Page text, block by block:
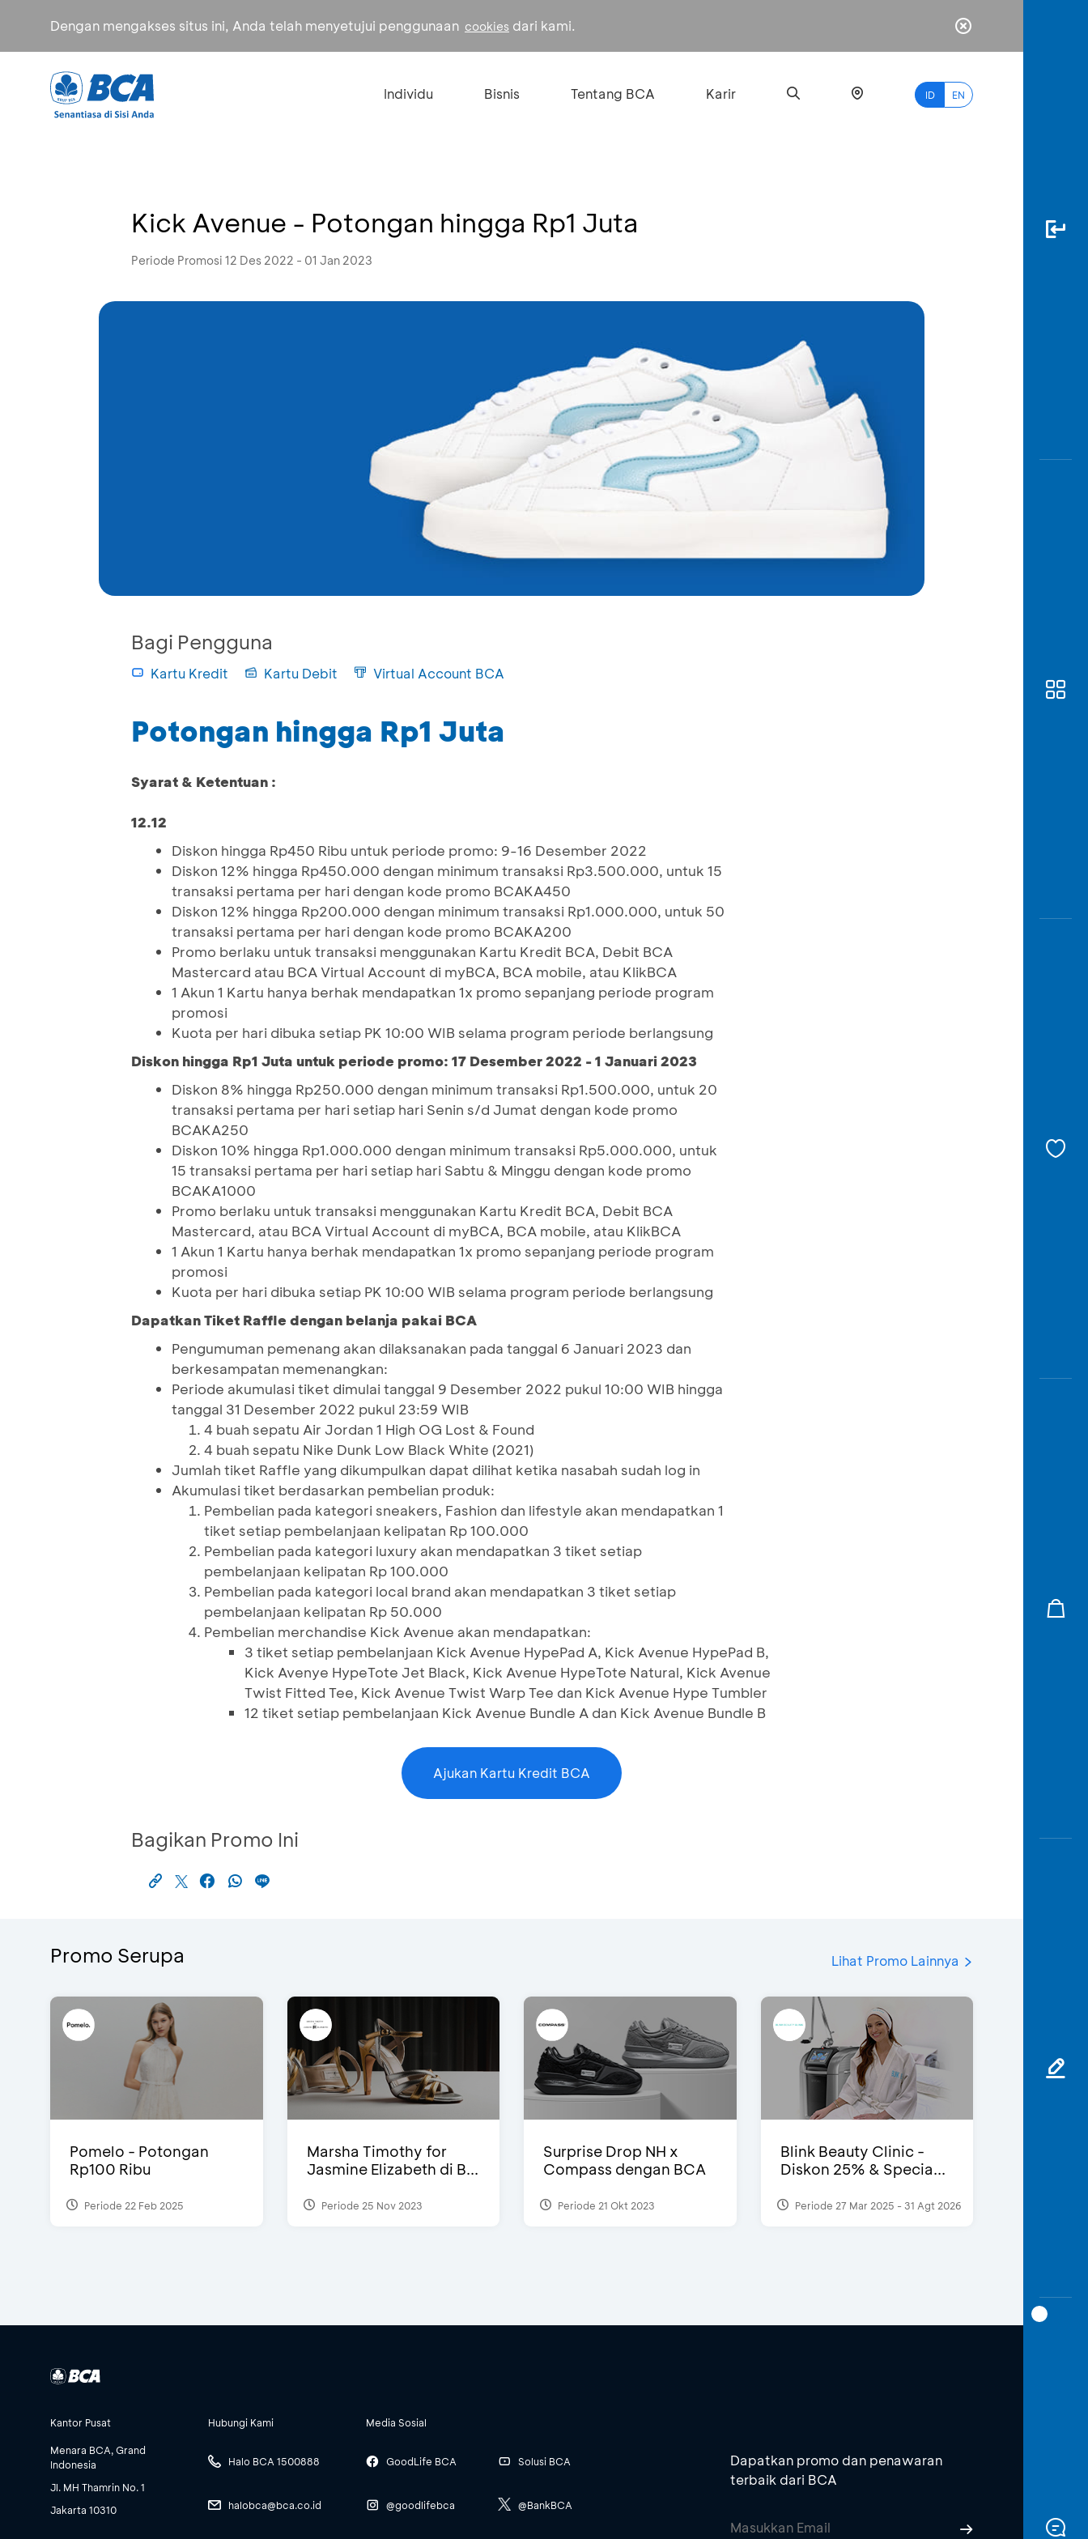
Dengan mengakses situs ini, Anda telah menyetujui penggunaan cookies dari kami.
Individu Bisnis Tentang BCA Karir ID EN
PALING
Kick Avenue - Potongan hingga Rp1 Juta
Periode Promosi 12 Des 2022 - 01 Jan 2023
Bagi Pengguna
Kartu Kredit Kartu Debit Virtual Account BCA
Potongan hingga Rp1 Juta
Syarat & Ketentuan :
12.12
Diskon hingga Rp450 Ribu untuk periode promo: 9-16 Desember 2022
Diskon 12% hingga Rp450.000 dengan minimum transaksi Rp3.500.000, untuk 15
transaksi pertama per hari dengan kode promo BCAKA450
Diskon 12% hingga Rp200.000 dengan minimum transaksi Rp1.000.000, untuk 50
transaksi pertama per hari dengan kode promo BCAKA200
Promo berlaku untuk transaksi menggunakan Kartu Kredit BCA, Debit BCA
Mastercard atau BCA Virtual Account di myBCA, BCA mobile, atau KlikBCA
1 Akun 1 Kartu hanya berhak mendapatkan 1x promo sepanjang periode program
promosi
Kuota per hari dibuka setiap PK 10:00 WIB selama program periode berlangsung
Diskon hingga Rp1 Juta untuk periode promo: 17 Desember 2022 - 1 Januari 2023
Diskon 8% hingga Rp250.000 dengan minimum transaksi Rp1.500.000, untuk 20
transaksi pertama per hari setiap hari Senin s/d Jumat dengan kode promo
BCAKA250
Diskon 10% hingga Rp1.000.000 dengan minimum transaksi Rp5.000.000, untuk
15 transaksi pertama per hari setiap hari Sabtu & Minggu dengan kode promo
BCAKA1000
Promo berlaku untuk transaksi menggunakan Kartu Kredit BCA, Debit BCA
Mastercard, atau BCA Virtual Account di myBCA, BCA mobile, atau KlikBCA
1 Akun 1 Kartu hanya berhak mendapatkan 1x promo sepanjang periode program
promosi
Kuota per hari dibuka setiap PK 10:00 WIB selama program periode berlangsung
Dapatkan Tiket Raffle dengan belanja pakai BCA
Pengumuman pemenang akan dilaksanakan pada tanggal 6 Januari 2023 dan
berkesampatan memenangkan:
Periode akumulasi tiket dimulai tanggal 9 Desember 2022 pukul 10:00 WIB hingga
tanggal 31 Desember 2022 pukul 23:59 WIB
4 buah sepatu Air Jordan 1 High OG Lost & Found
4 buah sepatu Nike Dunk Low Black White (2021)
Jumlah tiket Raffle yang dikumpulkan dapat dilihat ketika nasabah sudah log in
Akumulasi tiket berdasarkan pembelian produk:
Pembelian pada kategori sneakers, Fashion dan lifestyle akan mendapatkan 1
tiket setiap pembelanjaan kelipatan Rp 100.000
Pembelian pada kategori luxury akan mendapatkan 3 tiket setiap
pembelanjaan kelipatan Rp 100.000
Pembelian pada kategori local brand akan mendapatkan 3 tiket setiap
pembelanjaan kelipatan Rp 50.000
Pembelian merchandise Kick Avenue akan mendapatkan:
3 tiket setiap pembelanjaan Kick Avenue HypePad A, Kick Avenue HypePad B,
Kick Avenye HypeTote Jet Black, Kick Avenue HypeTote Natural, Kick Avenue
Twist Fitted Tee, Kick Avenue Twist Warp Tee dan Kick Avenue Hype Tumbler
12 tiket setiap pembelanjaan Kick Avenue Bundle A dan Kick Avenue Bundle B
Ajukan Kartu Kredit BCA
Bagikan Promo Ini
Promo Serupa Lihat Promo Lainnya
Pomelo - Potongan
Rp100 Ribu
Periode 22 Feb 2025
Marsha Timothy for
Jasmine Elizabeth di B...
Periode 25 Nov 2023
Surprise Drop NH x
Compass dengan BCA
Periode 21 Okt 2023
Blink Beauty Clinic -
Diskon 25% & Specia...
Periode 27 Mar 2025 - 31 Agt 2026
Kantor Pusat
Menara BCA, Grand
Indonesia
Jl. MH Thamrin No. 1
Jakarta 10310
Hubungi Kami
Halo BCA 1500888
halobca@bca.co.id
Media Sosial
GoodLife BCA
@goodlifebca
Solusi BCA
@BankBCA
Dapatkan promo dan penawaran
terbaik dari BCA